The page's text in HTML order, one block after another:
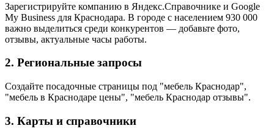
Зарегистрируйте компанию в Яндекс.Справочнике и Google
My Business для Краснодара. В городе с населением 930 000
важно выделиться среди конкурентов — добавьте фото,
отзывы, актуальные часы работы.
2. Региональные запросы
Создайте посадочные страницы под "мебель Краснодар",
"мебель в Краснодаре цены", "мебель Краснодар отзывы".
3. Карты и справочники